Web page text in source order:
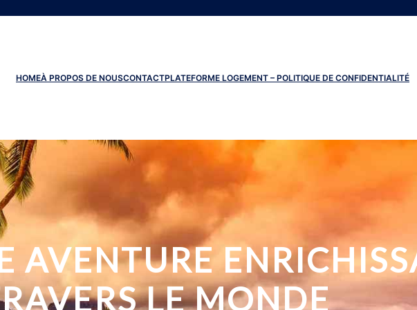
HOMEÀ PROPOS DE NOUSCONTACTPLATEFORME LOGEMENT – POLITIQUE DE CONFIDENTIALITÉ
AVENTURE
LE MONDE